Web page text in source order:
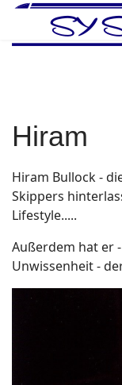
Hiram
Hiram Bullock -
Skippers
Lifestyle.....
Außerdem hat er
Unwissenheit -